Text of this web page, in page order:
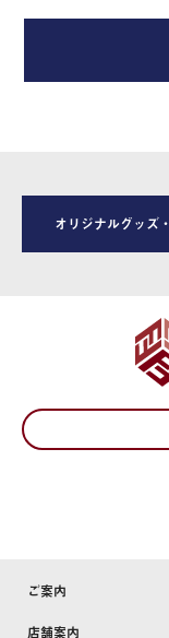
オリジナルグッズ
ご案内
店舗案内